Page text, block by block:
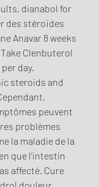
dianabol for
des stéroïdes
Anavar 8 weeks
Clenbuterol
day.
steroids and
peuvent
problèmes
la maladie de la
que l’intestin
affecté. Cure